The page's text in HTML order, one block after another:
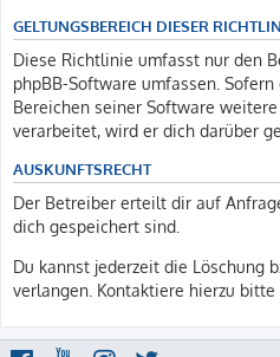
GELTUNGSBEREICH DIESER
Diese Richtlinie umfasst nur den
phpBB-Software umfassen.
Bereichen seiner Software
verarbeitet, wird er dich darüber
AUSKUNFTSRECHT
Der Betreiber erteilt dir auf
dich gespeichert sind.
Du kannst jederzeit die Löschung
verlangen. Kontaktiere hierzu bitte